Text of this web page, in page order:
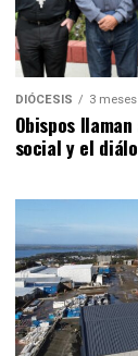
DIÓCESIS 3
Obispos
social y el